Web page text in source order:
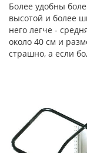
Более удобны
высотой и более
него легче -
около 40 см и
страшно, а если